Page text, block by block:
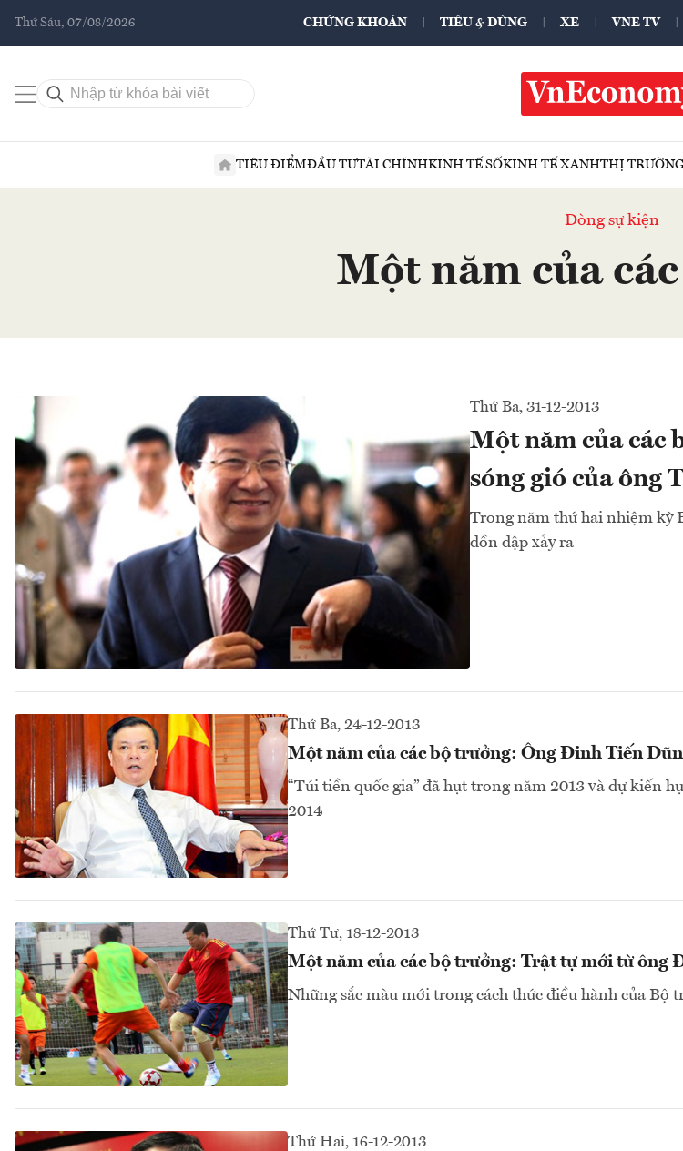
Thứ Sáu, 07/08/2026 CHỨNG KHOÁN TIÊU & DÙNG XE VNE TV
TIÊU ĐIỂMĐẦU TƯTÀI CHÍNHKINH TẾ SỐKINH TẾ XANHTHỊ TRƯỜNG
Dòng sự kiện
Một năm của
Thứ Ba, 31-12-2013
Một năm của các
sóng gió của ông
Trong năm thứ hai nhiệm kỳ
dồn dập xảy ra
Thứ Ba, 24-12-2013
Một năm của các bộ trưởng: Ông Đinh Tiến
“Túi tiền quốc gia” đã hụt trong năm 2013 và dự kiến
2014
Thứ Tư, 18-12-2013
Một năm của các bộ trưởng: Trật tự mới từ ông
Những sắc màu mới trong cách thức điều hành của Bộ
Thứ Hai, 16-12-2013